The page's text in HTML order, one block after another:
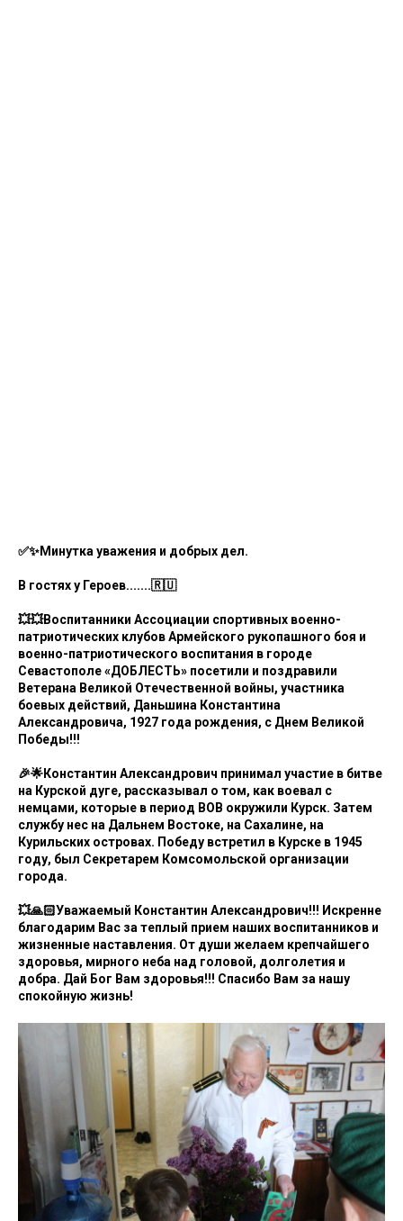
✅✨Минутка уважения и добрых дел.
В гостях у Героев.......🇷🇺
💥💥Воспитанники Ассоциации спортивных военно-
патриотических клубов Армейского рукопашного боя и
военно-патриотического воспитания в городе
Севастополе «ДОБЛЕСТЬ» посетили и поздравили
Ветерана Великой Отечественной войны, участника
боевых действий, Даньшина Константина
Александровича, 1927 года рождения, с Днем Великой
Победы!!!
🎉🌟Константин Александрович принимал участие в битве
на Курской дуге, рассказывал о том, как воевал с
немцами, которые в период ВОВ окружили Курск. Затем
службу нес на Дальнем Востоке, на Сахалине, на
Курильских островах. Победу встретил в Курске в 1945
году, был Секретарем Комсомольской организации
города.
💥🙏🏻Уважаемый Константин Александрович!!! Искренне
благодарим Вас за теплый прием наших воспитанников и
жизненные наставления. От души желаем крепчайшего
здоровья, мирного неба над головой, долголетия и
добра. Дай Бог Вам здоровья!!! Спасибо Вам за нашу
спокойную жизнь!